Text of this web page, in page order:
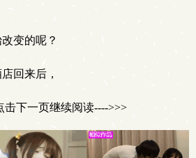
变的呢？
回来后，
击下一页继续阅读---->>>